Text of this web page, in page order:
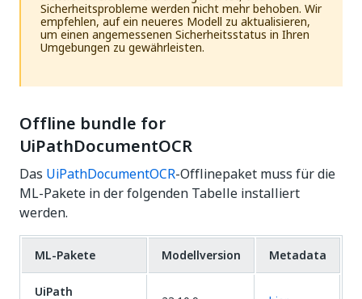
Sicherheitsprobleme werden nicht mehr behoben. Wir
empfehlen, auf ein neueres Modell zu aktualisieren,
um einen angemessenen Sicherheitsstatus in Ihren
Umgebungen zu gewährleisten.
Offline bundle for
UiPathDocumentOCR
Das UiPathDocumentOCR-Offlinepaket muss für die
ML-Pakete in der folgenden Tabelle installiert
werden.
ML-Pakete Modellversion Metadata
UiPath